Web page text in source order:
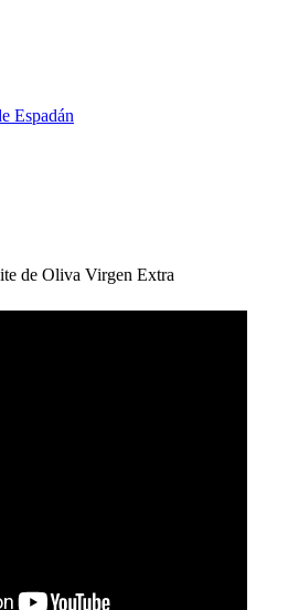
Espadán
de Oliva Virgen Extra